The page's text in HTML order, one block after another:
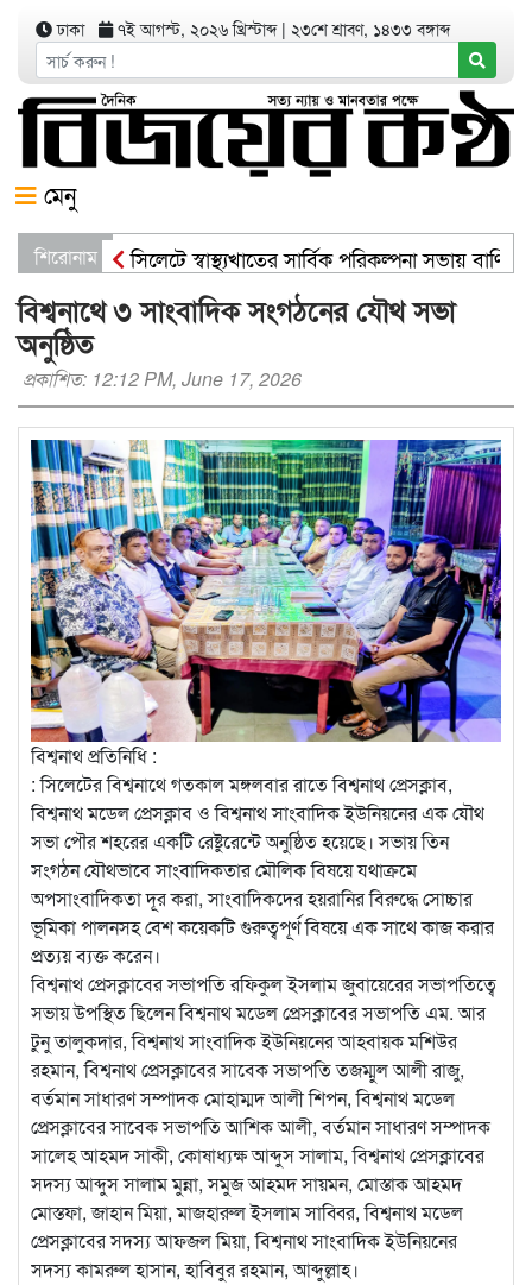
ঢাকা ৭ই আগস্ট, ২০২৬ খ্রিস্টাব্দ| ২৩শে শ্রাবণ, ১৪৩৩ বঙ্গাব্দ
মেনু
শিরোনাম সিলেটে স্বাস্থ্যখাতের সার্বিক পরিকল্পনা সভায়
সিসিকের পাঁচ ওয়ার্ডে এক হাজার গাছের চারা
বিশ্বনাথে ৩ সাংবাদিক সংগঠনের যৌথ সভা
অনুষ্ঠিত
প্রকাশিত: 12:12 PM, June 17, 2026
বিশ্বনাথ প্রতিনিধি :
: সিলেটের বিশ্বনাথে গতকাল মঙ্গলবার রাতে বিশ্বনাথ প্রেসক্লাব,
বিশ্বনাথ মডেল প্রেসক্লাব ও বিশ্বনাথ সাংবাদিক ইউনিয়নের এক যৌথ
সভা পৌর শহরের একটি রেষ্টুরেন্টে অনুষ্ঠিত হয়েছে। সভায় তিন
সংগঠন যৌথভাবে সাংবাদিকতার মৌলিক বিষয়ে যথাক্রমে
অপসাংবাদিকতা দূর করা, সাংবাদিকদের হয়রানির বিরুদ্ধে সোচ্চার
ভূমিকা পালনসহ বেশ কয়েকটি গুরুত্বপূর্ণ বিষয়ে এক সাথে কাজ করার
প্রত্যয় ব্যক্ত করেন।
বিশ্বনাথ প্রেসক্লাবের সভাপতি রফিকুল ইসলাম জুবায়েরের সভাপতিত্বে
সভায় উপস্থিত ছিলেন বিশ্বনাথ মডেল প্রেসক্লাবের সভাপতি এম. আর
টুনু তালুকদার, বিশ্বনাথ সাংবাদিক ইউনিয়নের আহবায়ক মশিউর
রহমান, বিশ্বনাথ প্রেসক্লাবের সাবেক সভাপতি তজম্মুল আলী রাজু,
বর্তমান সাধারণ সম্পাদক মোহাম্মদ আলী শিপন, বিশ্বনাথ মডেল
প্রেসক্লাবের সাবেক সভাপতি আশিক আলী, বর্তমান সাধারণ সম্পাদক
সালেহ আহমদ সাকী, কোষাধ্যক্ষ আব্দুস সালাম, বিশ্বনাথ প্রেসক্লাবের
সদস্য আব্দুস সালাম মুন্না, সমুজ আহমদ সায়মন, মোস্তাক আহমদ
মোস্তফা, জাহান মিয়া, মাজহারুল ইসলাম সাব্বির, বিশ্বনাথ মডেল
প্রেসক্লাবের সদস্য আফজল মিয়া, বিশ্বনাথ সাংবাদিক ইউনিয়নের
সদস্য কামরুল হাসান, হাবিবুর রহমান, আব্দুল্লাহ।